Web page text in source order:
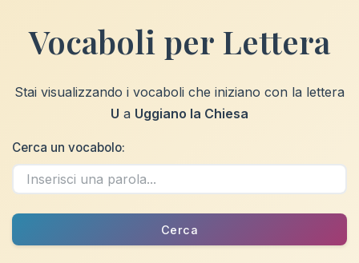
Vocaboli per Lettera
Stai visualizzando i vocaboli che iniziano con la lettera
U a Uggiano la Chiesa
Cerca un vocabolo:
Cerca